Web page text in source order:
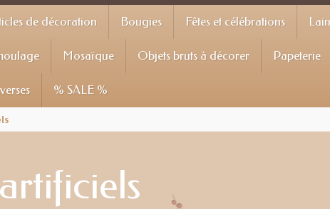
de décoration Bougies Fêtes et célébrations
Mosaïque Objets bruts à décorer Papeterie
% SALE %